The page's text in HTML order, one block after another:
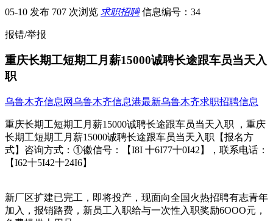
05-10 发布 707 次浏览 求职招聘 信息编号：34
报错/举报
重庆长期工短期工月薪15000诚聘长途跟车员当天入
职
乌鲁木齐信息网乌鲁木齐信息港最新乌鲁木齐求职招聘信息
重庆长期工短期工月薪15000诚聘长途跟车员当天入职 ，重庆
长期工短期工月薪15000诚聘长途跟车员当天入职【报名方
式】咨询方式：①徽信号：【I8I 十6I77十0I42】，联系电话：
【I62十5I42十24I6】
新厂区扩建已完工，即将投产，现面向全国火热招聘有志青年
加入，报销路费，新员工入职给与一次性入职奖励6OOO元，